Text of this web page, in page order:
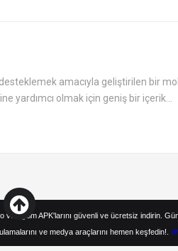
amacıyla geliştirilen bir
yardımcı olmak için geniş bir içerik...
ve eğitim APK'larını güvenli ve ücretsiz indirin.
ve medya araçlarını hemen keşfedin!.